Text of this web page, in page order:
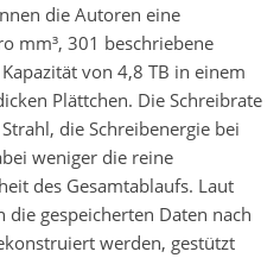
die Autoren eine
mm³, 301 beschriebene
von 4,8 TB in einem
Plättchen. Die Schreibrate
die Schreibenergie bei
weniger die reine
des Gesamtablaufs. Laut
gespeicherten Daten nach
werden, gestützt